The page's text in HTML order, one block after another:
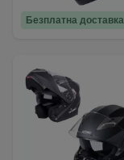
Безплатна доставка